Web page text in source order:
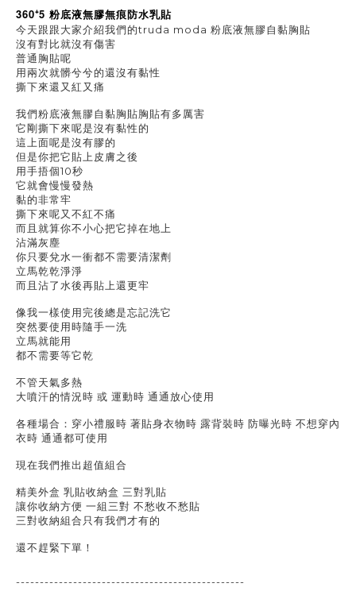
360⁺5 粉底液無膠無痕防水乳貼
今天跟跟大家介紹我們的truda moda 粉底液無膠自黏胸貼
沒有對比就沒有傷害
普通胸貼呢
用兩次就髒兮兮的還沒有黏性
撕下來還又紅又痛
我們粉底液無膠自黏胸貼胸貼有多厲害
它剛撕下來呢是沒有黏性的
這上面呢是沒有膠的
但是你把它貼上皮膚之後
用手捂個10秒
它就會慢慢發熱
黏的非常牢
撕下來呢又不紅不痛
而且就算你不小心把它掉在地上
沾滿灰塵
你只要兌水一衝都不需要清潔劑
立馬乾乾淨淨
而且沾了水後再貼上還更牢
像我一樣使用完後總是忘記洗它
突然要使用時隨手一洗
立馬就能用
都不需要等它乾
不管天氣多熱
大噴汗的情況時 或 運動時 通通放心使用
各種場合：穿小禮服時 著貼身衣物時 露背裝時 防曝光時 不想穿內
衣時 通通都可使用
現在我們推出超值組合
精美外盒 乳貼收納盒 三對乳貼
讓你收納方便 一組三對 不愁收不愁貼
三對收納組合只有我們才有的
還不趕緊下單！
------------------------------------------------